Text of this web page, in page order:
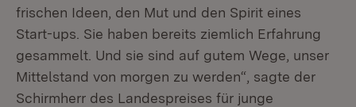
frischen Ideen, den Mut und den Spirit eines
Start-ups. Sie haben bereits ziemlich Erfahrung
gesammelt. Und sie sind auf gutem Wege, unser
Mittelstand von morgen zu werden“, sagte der
Schirmherr des Landespreises für junge